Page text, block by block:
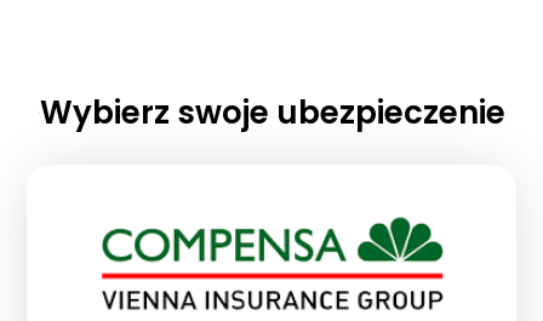
Wybierz swoje ubezpieczenie